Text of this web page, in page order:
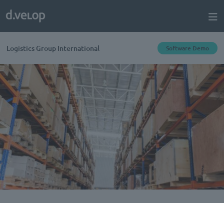
Logistics Group International Software Demo